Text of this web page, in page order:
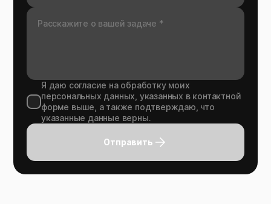
Я даю согласие на обработку моих
персональных данных, указанных в контактной
форме выше, а также подтверждаю, что
указанные данные верны.
Отправить